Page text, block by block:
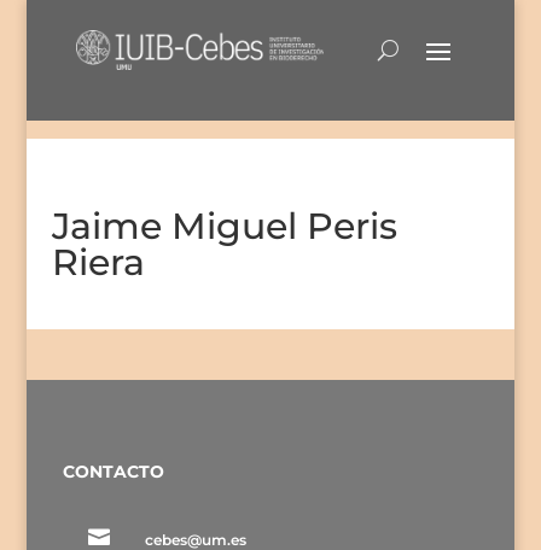
Jaime Miguel Peris
Riera
CONTACTO
 cebes@um.es